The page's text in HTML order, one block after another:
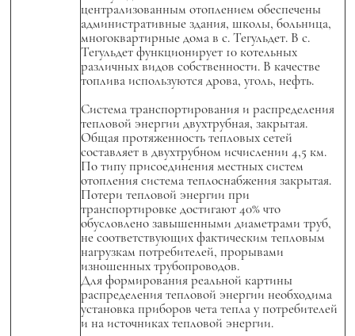
централизованным отоплением обеспечены
административные здания, школы, больница,
многоквартирные дома в с. Тегульдет. В с.
Тегульдет функционирует 10 котельных
различных видов собственности. В качестве
топлива используются дрова, уголь, нефть.
Система транспортирования и распределения
тепловой энергии двухтрубная, закрытая.
Общая протяженность тепловых сетей
составляет в двухтрубном исчислении 4,5 км.
По типу присоединения местных систем
отопления система теплоснабжения закрытая.
Потери тепловой энергии при
транспортировке достигают 40% что
обусловлено завышенными диаметрами труб,
не соответствующих фактическим тепловым
нагрузкам потребителей, прорывами
изношенных трубопроводов.
Для формирования реальной картины
распределения тепловой энергии необходима
установка приборов чета тепла у потребителей
и на источниках тепловой энергии.